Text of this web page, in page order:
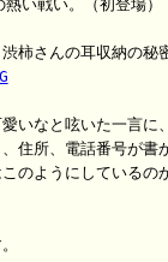
い戦い。（初登場）
いなと呟いた一言に
住所、電話番号が書
のようにしているの